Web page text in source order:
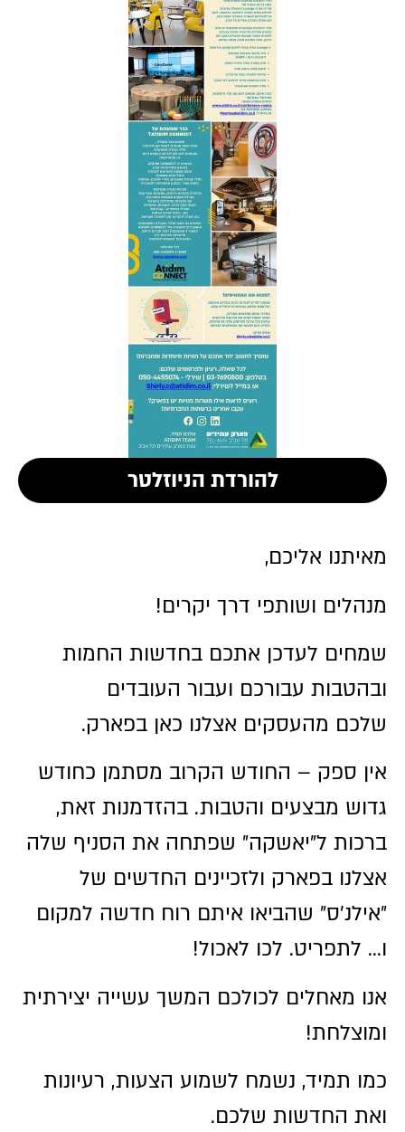
להורדת הניוזלטר
מאיתנו אליכם,
מנהלים ושותפי דרך יקרים!
שמחים לעדכן אתכם בחדשות החמות
ובהטבות עבורכם ועבור העובדים
שלכם מהעסקים אצלנו כאן בפארק.
אין ספק – החודש הקרוב מסתמן כחודש
גדוש מבצעים והטבות. בהזדמנות זאת,
ברכות ל״יאשקה״ שפתחה את הסניף שלה
אצלנו בפארק ולזכיינים החדשים של
״אילנ'ס״ שהביאו איתם רוח חדשה למקום
ו… לתפריט. לכו לאכול!
אנו מאחלים לכולכם המשך עשייה יצירתית
ומוצלחת!
כמו תמיד, נשמח לשמוע הצעות, רעיונות
ואת החדשות שלכם.